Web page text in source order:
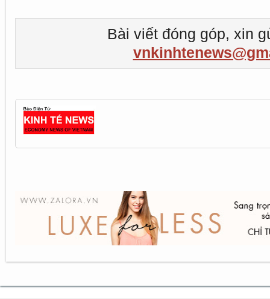
Bài viết đóng góp, xin